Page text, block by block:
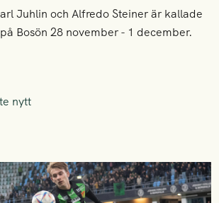
Juhlin och Alfredo Steiner är kallade
Bosön 28 november - 1 december.
nytt